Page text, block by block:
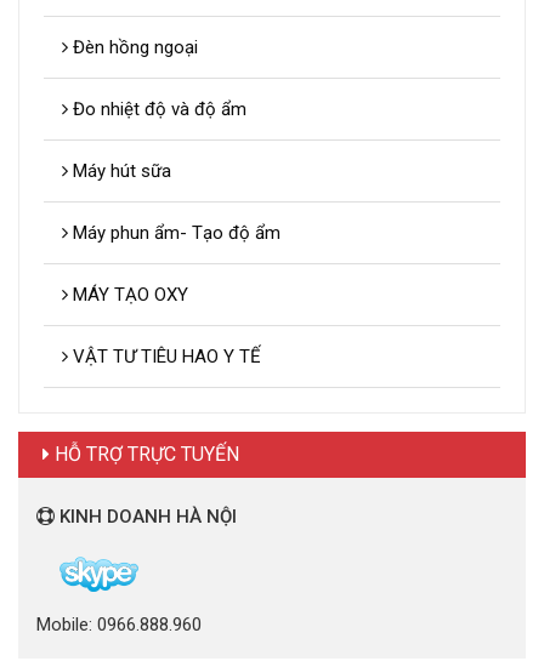
Đèn hồng ngoại
Đo nhiệt độ và độ ẩm
Máy hút sữa
Máy phun ẩm- Tạo độ ẩm
MÁY TẠO OXY
VẬT TƯ TIÊU HAO Y TẾ
HỖ TRỢ TRỰC TUYẾN
KINH DOANH HÀ NỘI
Mobile: 0966.888.960